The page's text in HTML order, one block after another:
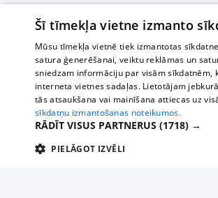
Šī tīmekļa vietne izmanto
Mūsu tīmekļa vietnē tiek izmantotas
satura ģenerēšanai, veiktu reklāmas un
sniedzam informāciju par visām
interneta vietnes sadaļas. Lietotājam
tās atsaukšana vai mainīšana attiecas uz
sīkdatņu izmantošanas noteikumos.
RĀDĪT VISUS PARTNERUS (1718) →
PIELĀGOT IZVĒLI